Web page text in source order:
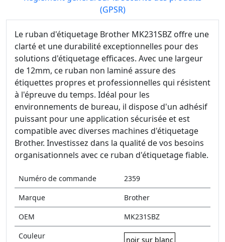
(GPSR)
Le ruban d'étiquetage Brother MK231SBZ offre une
clarté et une durabilité exceptionnelles pour des
solutions d'étiquetage efficaces. Avec une largeur
de 12mm, ce ruban non laminé assure des
étiquettes propres et professionnelles qui résistent
à l'épreuve du temps. Idéal pour les
environnements de bureau, il dispose d'un adhésif
puissant pour une application sécurisée et est
compatible avec diverses machines d'étiquetage
Brother. Investissez dans la qualité de vos besoins
organisationnels avec ce ruban d'étiquetage fiable.
Numéro de commande
2359
Marque
Brother
OEM
MK231SBZ
Couleur
noir sur blanc